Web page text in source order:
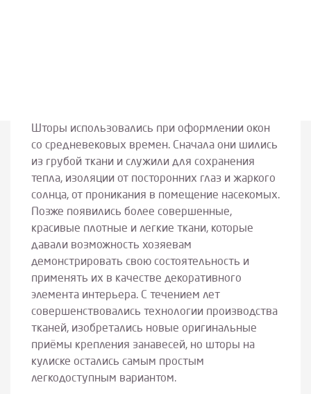
Шторы использовались при оформлении окон
со средневековых времен. Сначала они шились
из грубой ткани и служили для сохранения
тепла, изоляции от посторонних глаз и жаркого
солнца, от проникания в помещение насекомых.
Позже появились более совершенные,
красивые плотные и легкие ткани, которые
давали возможность хозяевам
демонстрировать свою состоятельность и
применять их в качестве декоративного
элемента интерьера. С течением лет
совершенствовались технологии производства
тканей, изобретались новые оригинальные
приёмы крепления занавесей, но шторы на
кулиске остались самым простым
легкодоступным вариантом.